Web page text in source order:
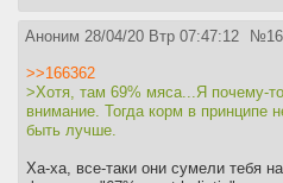
Аноним 28/04/20 Втр 07:47:12 №
>>166362
>Хотя, там 69% мяса...Я почему-
внимание. Тогда корм в принципе
быть лучше.
Ха-ха, все-таки они сумели тебя